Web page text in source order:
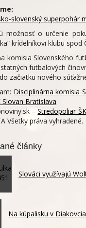
slovenský superpohár
možnosť o určenie
krídelníkovi klubu
komisia Slovenského
futbalových
začiatku nového
Disciplinárna komisia
Slovan Bratislava
–Stredopoliar
Všetky práva vyhradené.
články
Slováci využívajú
Na kúpalisku v